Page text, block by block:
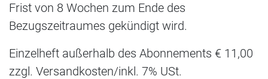
Frist von 8 Wochen zum Ende des
Bezugszeitraumes gekündigt wird.
Einzelheft außerhalb des Abonnements € 11,00
zzgl. Versandkosten/inkl. 7% USt.